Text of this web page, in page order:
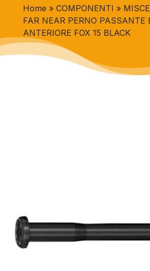
Home » COMPONENTI »
FAR NEAR PERNO PASSANTE
ANTERIORE FOX 15 BLACK